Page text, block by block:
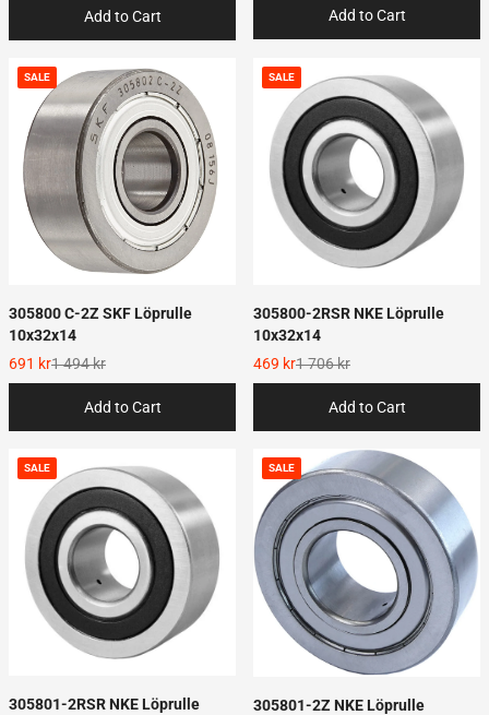
Add to Cart Add to Cart
SALE
305800 C-2Z SKF Löprulle
10x32x14
691 kr1 494 kr
Add to Cart
SALE
305800-2RSR NKE Löprulle
10x32x14
469 kr1 706 kr
Add to Cart
SALE
305801-2RSR NKE Löprulle
SALE
305801-2Z NKE Löprulle